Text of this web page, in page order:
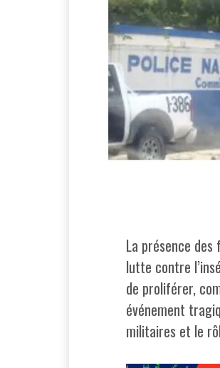
La présence
lutte contre
de proliférer,
événement
militaires et le